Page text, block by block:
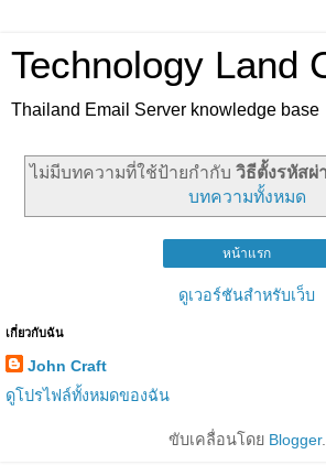
Technology Land
Thailand Email Server knowledge base
ไม่มีบทความที่ใช้ป้ายกำกับวิธีตั้งรหัสผ่
บทความทั้งหมด
หน้าแรก
ดูเวอร์ชันสำหรับเว็บ
เกี่ยวกับฉัน
John Craft
ดูโปรไฟล์ทั้งหมดของฉัน
ขับเคลื่อนโดย Blogger.